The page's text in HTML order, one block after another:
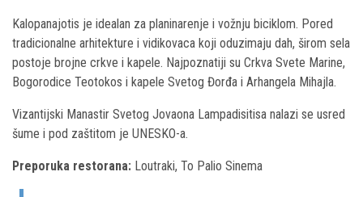
Kalopanajotis je idealan za planinarenje i vožnju biciklom. Pored
tradicionalne arhitekture i vidikovaca koji oduzimaju dah, širom sela
postoje brojne crkve i kapele. Najpoznatiji su Crkva Svete Marine,
Bogorodice Teotokos i kapele Svetog Đorđa i Arhangela Mihajla.
Vizantijski Manastir Svetog Jovaona Lampadisitisa nalazi se usred
šume i pod zaštitom je UNESKO-a.
Preporuka restorana: Loutraki, To Palio Sinema